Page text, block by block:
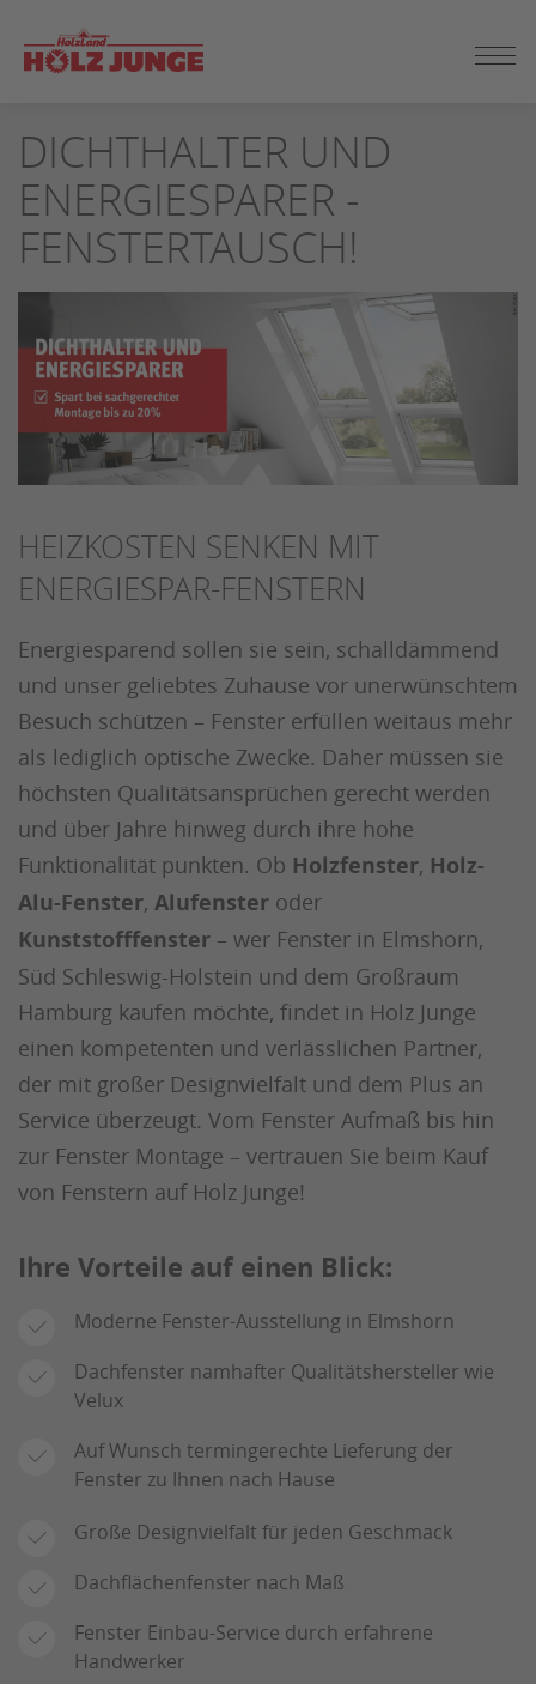
SEITENINHALT
SPRINGEN
DICHTHALTER UND
ENERGIESPARER -
FENSTERTAUSCH!
HEIZKOSTEN SENKEN MIT
ENERGIESPAR-FENSTERN
Energiesparend sollen sie sein, schalldämmend
und unser geliebtes Zuhause vor unerwünschtem
Besuch schützen – Fenster erfüllen weitaus mehr
als lediglich optische Zwecke. Daher müssen sie
höchsten Qualitätsansprüchen gerecht werden
und über Jahre hinweg durch ihre hohe
Funktionalität punkten. Ob Holzfenster, Holz-
Alu-Fenster, Alufenster oder
Kunststofffenster – wer Fenster in Elmshorn,
Süd Schleswig-Holstein und dem Großraum
Hamburg kaufen möchte, findet in Holz Junge
einen kompetenten und verlässlichen Partner,
der mit großer Designvielfalt und dem Plus an
Service überzeugt. Vom Fenster Aufmaß bis hin
zur Fenster Montage – vertrauen Sie beim Kauf
von Fenstern auf Holz Junge!
Ihre Vorteile auf einen Blick:
Moderne Fenster-Ausstellung in Elmshorn
Dachfenster namhafter Qualitätshersteller wie
Velux
Auf Wunsch termingerechte Lieferung der
Fenster zu Ihnen nach Hause
Große Designvielfalt für jeden Geschmack
Dachflächenfenster nach Maß
Fenster Einbau-Service durch erfahrene
Handwerker